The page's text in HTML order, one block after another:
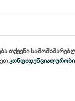
თქვენი